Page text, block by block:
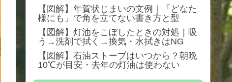
【図解】年賀状じまいの文例｜「どなた
様にも」で角を立てない書き方と型
【図解】灯油をこぼしたときの対処｜吸
う→洗剤で拭く→換気・水拭きはNG
【図解】石油ストーブはいつから？朝晩
10℃が目安・去年の灯油は使わない